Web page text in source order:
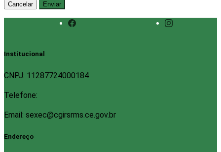
Cancelar Enviar
Institucional
CNPJ: 11287724000184
Telefone:
Email: sexec@cgirsrms.ce.gov.br
Endereço